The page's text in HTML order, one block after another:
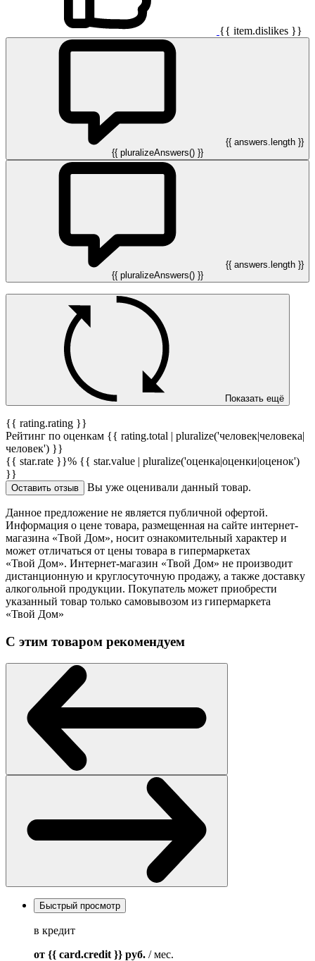
{{ item.dislikes }}
{{ answers.length }}
{{ pluralizeAnswers() }}
{{ answers.length }}
{{ pluralizeAnswers() }}
Показать ещё
{{ rating.rating }}
Рейтинг по оценкам {{ rating.total | pluralize('человек|человека|
человек') }}
{{ star.rate }}% {{ star.value | pluralize('оценка|оценки|оценок')
}}
Оставить отзыв Вы уже оценивали данный товар.
Данное предложение не является публичной офертой.
Информация о цене товара, размещенная на сайте интернет-
магазина «Твой Дом», носит ознакомительный характер и
может отличаться от цены товара в гипермаркетах
«Твой Дом». Интернет-магазин «Твой Дом» не производит
дистанционную и круглосуточную продажу, а также доставку
алкогольной продукции. Покупатель может приобрести
указанный товар только самовывозом из гипермаркета
«Твой Дом»
С этим товаром рекомендуем
Быстрый просмотр
в кредит
от {{ card.credit }} руб. / мес.